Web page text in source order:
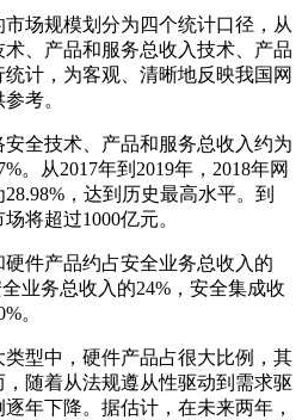
市场规模划分为四个统计口径，从
、产品和服务总收入技术、产品
计，为客观、清晰地反映我国网
考。
全技术、产品和服务总收入约为
。从2017年到2019年，2018年网
，达到历史最高水平。到
将超过1000亿元。
件产品约占安全业务总收入的
业务总收入的24%，安全集成收
。
型中，硬件产品占很大比例，其
随着从法规遵从性驱动到需求驱
年下降。据估计，在未来两年，